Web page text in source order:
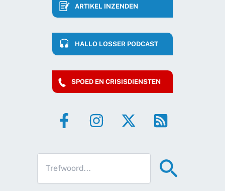
ARTIKEL INZENDEN
HALLO LOSSER PODCAST
SPOED EN CRISISDIENSTEN